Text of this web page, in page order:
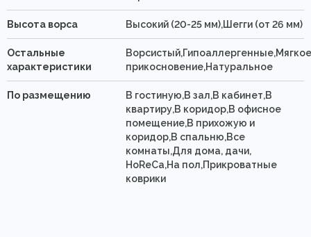
Высота ворса Высокий (20-25 мм),Шегги (от 26 мм)
Остальные
характеристики
прикосновение,Натуральное
По размещению
В гостиную,В зал,В кабинет,В
квартиру,В коридор,В офисное
помещение,В прихожую и
коридор,В спальню,Все
комнаты,Для дома, дачи,
HoReCa,На пол,Прикроватные
коврики